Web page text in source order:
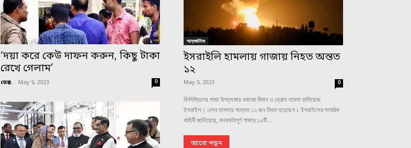
‘দয়া করে কেউ দাফন করুন, কিছু টাকা
রেখে গেলাম’
ডেস্ক - May 9, 2023 0
আন্তর্জাতিক
ইসরাইলি হামলায় গাজায় নিহত অন্তত
১২
May 9, 2023 0
ফিলিস্তিনের গাজা উপত্যকায় ভয়াবহ বিমান ও ড্রোন হামলা চালিয়েছে
ইসরাইল। এসব হামলায় অন্তত ১২ জন নিহত হয়েছেন। ইসরাইলের সামরিক
বাহিনী জানিয়েছে, ঘনবসতিপূর্ণ গাজার ১০টি...
আরো পড়ুন